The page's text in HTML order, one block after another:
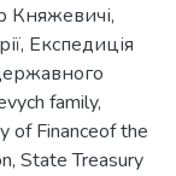
Княжевичі,
, Експедиція
family,
of Financeof the
, State Treasury